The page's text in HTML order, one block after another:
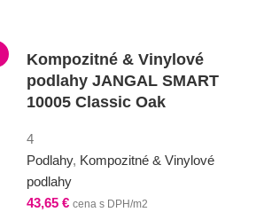
Kompozitné & Vinylové
podlahy JANGAL SMART
10005 Classic Oak
4
Podlahy, Kompozitné & Vinylové
podlahy
43,65€ cena s DPH/m2